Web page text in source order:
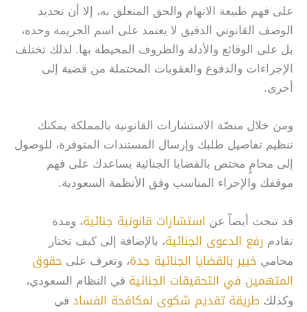
على فهم طبيعة الاتهام والحق المتعلق به، إلا أن تحديد
الوصف القانوني الدقيق لا يعتمد على اسم الجريمة وحده،
بل على الوقائع والأدلة والظروف المحيطة بها. لذلك تختلف
الإجراءات والدفوع والعقوبات المحتملة من قضية إلى
أخرى.
ومن خلال منصّة الاستشارات القانونية بالمملكة يمكنك
تنظيم تفاصيل طلبك وإرسال المستندات المتوفرة، للوصول
إلى محامٍ مختص بالقضايا الجنائية يساعدك على فهم
موقفك والإجراء المناسب وفق الأنظمة السعودية.
قد تبحث أيضاً عن استشارات قانونية جنائية، ومدة
تقادم رفع الدعوى الجنائية، بالإضافة إلى كيف تختار
محامي خبير بالقضايا الجنائية جدة، وتعرف على حقوق
المتهمين في التحقيقات الجنائية في النظام السعودي،
وكذلك طريقة تقديم شكوى لمكافحة الفساد في